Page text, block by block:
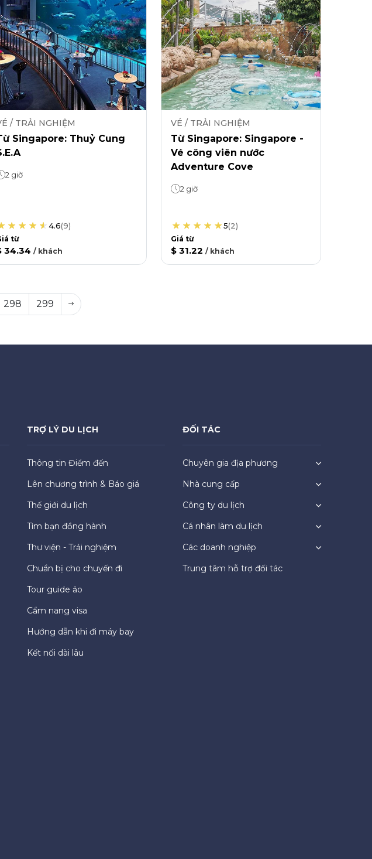
/ TRẢI NGHIỆM
Singapore: Thuỷ Cung
2 giờ
4.6(9)
từ
34.34 / khách
VÉ / TRẢI NGHIỆM
Từ Singapore: Singapore -
Vé công viên nước
Adventure Cove
2 giờ
5(2)
Giá từ
$ 31.22 / khách
298 299
TRỢ LÝ DU LỊCH
Thông tin Điểm đến
Lên chương trình & Báo giá
Thế giới du lịch
Tìm bạn đồng hành
Thư viện - Trải nghiệm
Chuẩn bị cho chuyến đi
Tour guide ảo
Cẩm nang visa
Hướng dẫn khi đi máy bay
Kết nối dài lâu
ĐỐI TÁC
Chuyên gia địa phương
Nhà cung cấp
Công ty du lịch
Cá nhân làm du lịch
Các doanh nghiệp
Trung tâm hỗ trợ đối tác